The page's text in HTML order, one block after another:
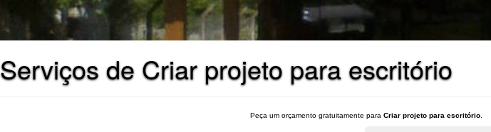
Serviços de Criar projeto para escritório
Peça um orçamento gratuitamente para Criar projeto para escritório